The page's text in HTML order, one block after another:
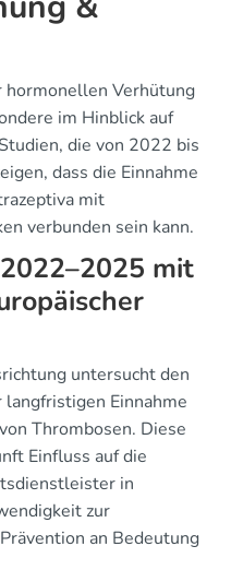
hormonellen Verhütung
im Hinblick auf
die von 2022 bis
dass die Einnahme
mit
verbunden sein kann.
mit
untersucht den
langfristigen Einnahme
Thrombosen. Diese
Einfluss auf die
in
zur
an Bedeutung